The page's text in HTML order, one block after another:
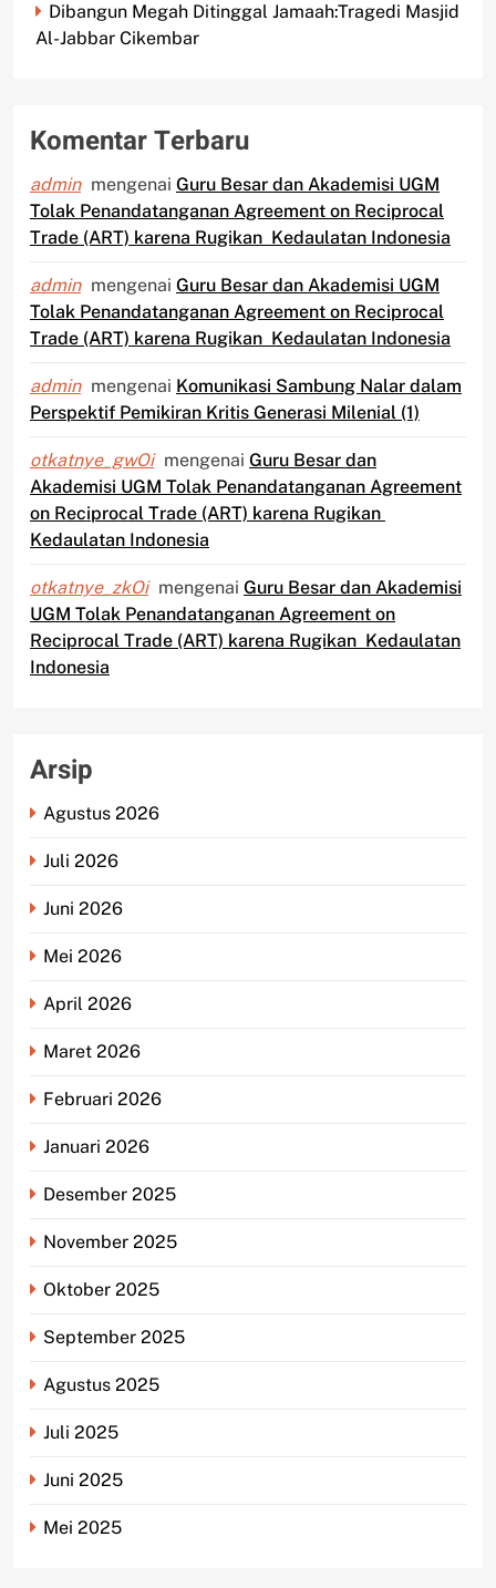
Dibangun Megah Ditinggal Jamaah:Tragedi Masjid
Al-Jabbar Cikembar
Komentar Terbaru
admin mengenai Guru Besar dan Akademisi UGM
Tolak Penandatanganan Agreement on Reciprocal
Trade (ART) karena Rugikan Kedaulatan Indonesia
admin mengenai Guru Besar dan Akademisi UGM
Tolak Penandatanganan Agreement on Reciprocal
Trade (ART) karena Rugikan Kedaulatan Indonesia
admin mengenai Komunikasi Sambung Nalar dalam
Perspektif Pemikiran Kritis Generasi Milenial (1)
otkatnye_gwOi mengenai Guru Besar dan
Akademisi UGM Tolak Penandatanganan Agreement
on Reciprocal Trade (ART) karena Rugikan
Kedaulatan Indonesia
otkatnye_zkOi mengenai Guru Besar dan Akademisi
UGM Tolak Penandatanganan Agreement on
Reciprocal Trade (ART) karena Rugikan Kedaulatan
Indonesia
Arsip
Agustus 2026
Juli 2026
Juni 2026
Mei 2026
April 2026
Maret 2026
Februari 2026
Januari 2026
Desember 2025
November 2025
Oktober 2025
September 2025
Agustus 2025
Juli 2025
Juni 2025
Mei 2025